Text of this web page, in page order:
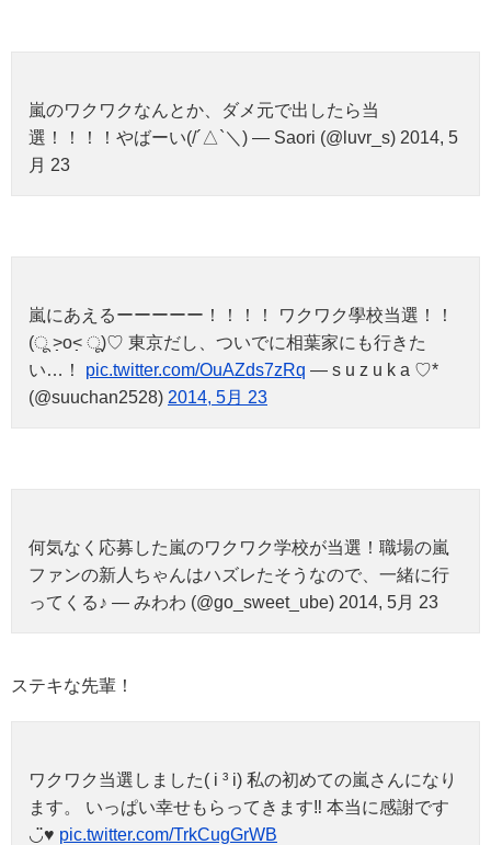
嵐のワクワクなんとか、ダメ元で出したら当
選！！！！やばーい(/´△`＼) — Saori (@luvr_s) 2014, 5
月 23
嵐にあえるーーーーー！！！！ ワクワク學校当選！！
(ू ˃̣̣̣̣̣̣o˂̣̣̣̣̣̣ ू)♡ 東京だし、ついでに相葉家にも行きた
い…！ pic.twitter.com/OuAZds7zRq — s u z u k a ♡*
(@suuchan2528) 2014, 5月 23
何気なく応募した嵐のワクワク学校が当選！職場の嵐
ファンの新人ちゃんはハズレたそうなので、一緒に行
ってくる♪ — みわわ (@go_sweet_ube) 2014, 5月 23
ステキな先輩！
ワクワク当選しました( i ³ i) 私の初めての嵐さんになり
ます。 いっぱい幸せもらってきます‼︎ 本当に感謝です
◡̈♥︎ pic.twitter.com/TrkCugGrWB